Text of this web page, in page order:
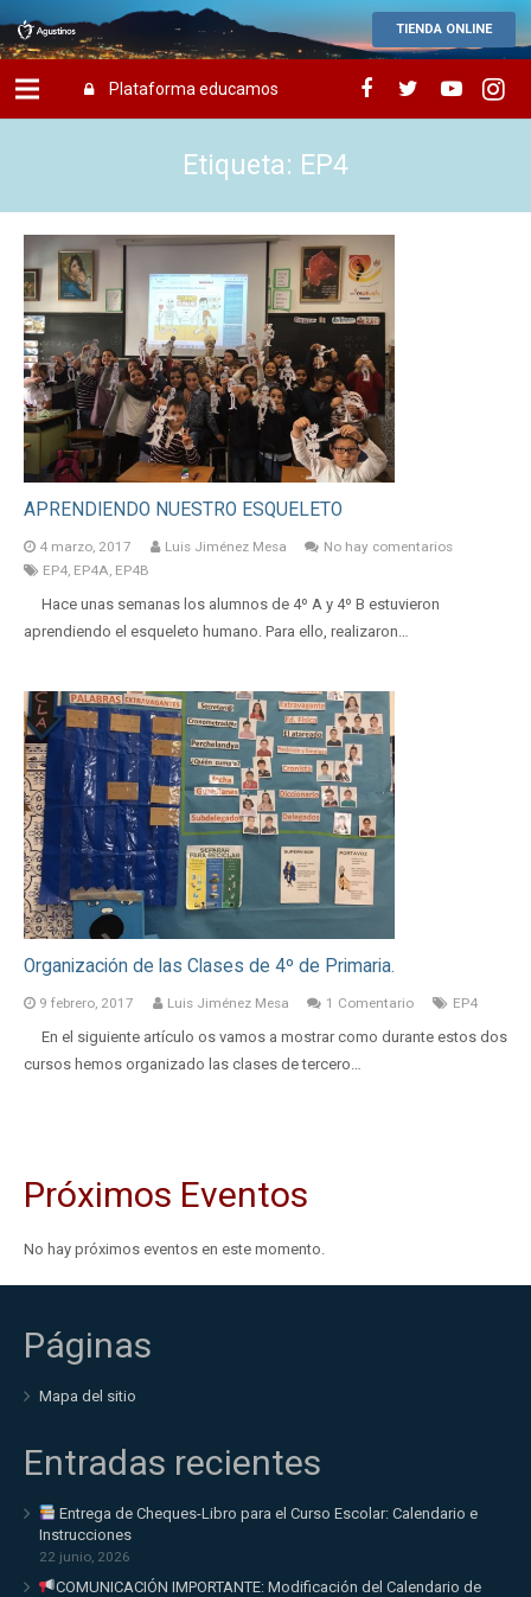
TIENDA ONLINE
Plataforma educamos
Etiqueta: EP4
APRENDIENDO NUESTRO ESQUELETO
4 marzo, 2017 Luis Jiménez Mesa
No hay comentarios
EP4, EP4A, EP4B
Hace unas semanas los alumnos de 4º A y 4º B estuvieron
aprendiendo el esqueleto humano. Para ello, realizaron…
Organización de las Clases de 4º de Primaria.
9 febrero, 2017 Luis Jiménez Mesa 1 Comentario EP4
En el siguiente artículo os vamos a mostrar como durante estos dos
cursos hemos organizado las clases de tercero…
Próximos Eventos
No hay próximos eventos en este momento.
Páginas
Mapa del sitio
Entradas recientes
Entrega de Cheques-Libro para el Curso Escolar: Calendario e
Instrucciones
22 junio, 2026
COMUNICACIÓN IMPORTANTE: Modificación del Calendario de